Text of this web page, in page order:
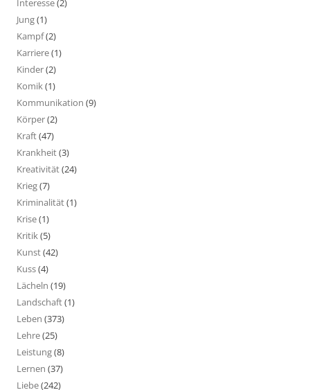
Interesse(2)
Jung(1)
Kampf(2)
Karriere(1)
Kinder(2)
Komik(1)
Kommunikation (9)
Körper(2)
Kraft(47)
Krankheit(3)
Kreativität(24)
Krieg(7)
Kriminalität(1)
Krise(1)
Kritik(5)
Kunst(42)
Kuss(4)
Lächeln (19)
Landschaft(1)
Leben (373)
Lehre(25)
Leistung(8)
Lernen (37)
Liebe(242)